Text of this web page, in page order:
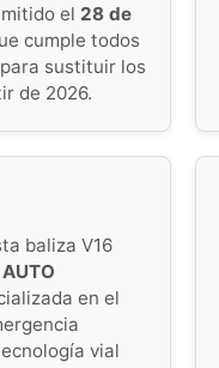
el 28 de
cumple todos
sustituir los
de 2026.
baliza V16
AUTO
en el
vial